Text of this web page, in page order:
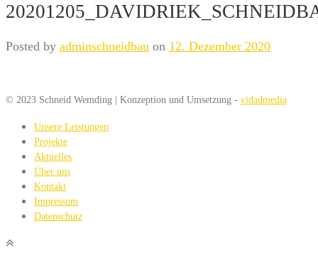
Posted by adminschneidbau on 12. Dezember 2020
© 2023 Schneid Wemding | Konzeption und Umsetzung - vidadmedia
Unsere Leistungen
Projekte
Aktuelles
Über uns
Kontakt
Impressum
Datenschutz